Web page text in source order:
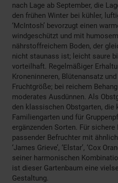
nach Lage ab September, die
den frühen Winter bei kühler,
‘McIntosh’ bevorzugt einen
windgeschützt und mit
nährstoffreichem Boden, der
nicht staunass ist; leicht saure
vorteilhaft. Regelmäßiger
Kroneninneren, Blütenansatz
Fruchtgröße; bei reichem
moderates Ausdünnen. Als
den klassischen Obstgarten, die
Familiengarten und für
ergänzenden Sorten. Für
passender Befruchter mit
‘James Grieve’, ‘Elstar’, ‘Cox
seiner harmonischen
ist dieser Gartenbaum eine
Gestaltung.